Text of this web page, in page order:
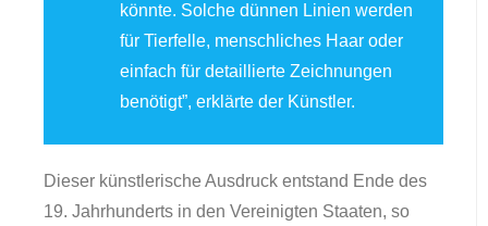
könnte. Solche dünnen Linien werden
für Tierfelle, menschliches Haar oder
einfach für detaillierte Zeichnungen
benötigt”, erklärte der Künstler.
Dieser künstlerische Ausdruck entstand Ende des
19. Jahrhunderts in den Vereinigten Staaten, so